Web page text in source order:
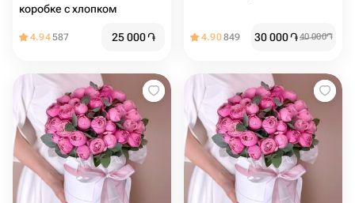
коробке с хлопком
4.94587 25 000֏ 4.90849 30 000֏40 000֏